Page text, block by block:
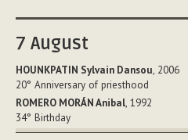
document
7 August
HOUNKPATIN Sylvain Dansou, 2006
20° Anniversary of priesthood
ROMERO MORÁN Anibal, 1992
34° Birthday